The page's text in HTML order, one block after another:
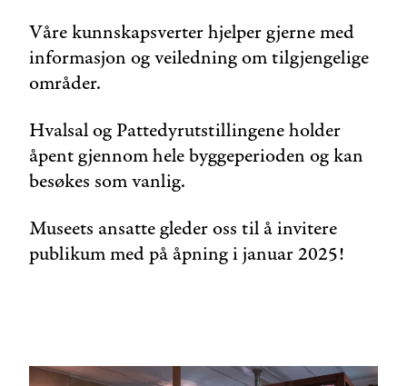
Våre kunnskapsverter hjelper gjerne med
informasjon og veiledning om tilgjengelige
områder.
Hvalsal og Pattedyrutstillingene holder
åpent gjennom hele byggeperioden og kan
besøkes som vanlig.
Museets ansatte gleder oss til å invitere
publikum med på åpning i januar 2025!